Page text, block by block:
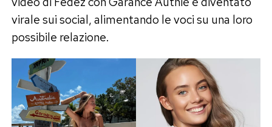
virale sui social, alimentando le voci su una loro
possibile relazione.